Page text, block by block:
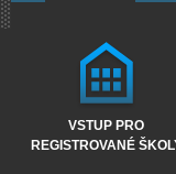
VSTUP PRO
REGISTROVANÉ